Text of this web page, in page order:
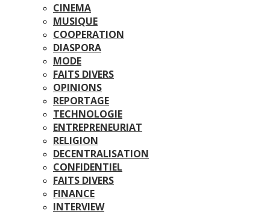
CINEMA
MUSIQUE
COOPERATION
DIASPORA
MODE
FAITS DIVERS
OPINIONS
REPORTAGE
TECHNOLOGIE
ENTREPRENEURIAT
RELIGION
DECENTRALISATION
CONFIDENTIEL
FAITS DIVERS
FINANCE
INTERVIEW